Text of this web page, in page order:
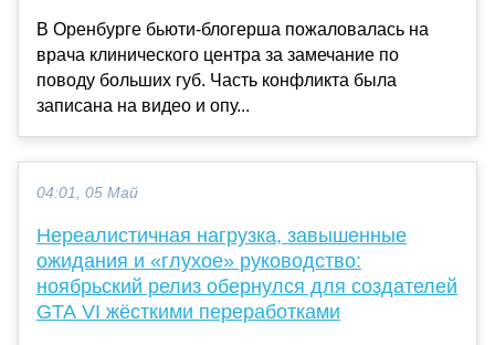
В Оренбурге бьюти-блогерша пожаловалась на
врача клинического центра за замечание по
поводу больших губ. Часть конфликта была
записана на видео и опу...
04:01, 05 Май
Нереалистичная нагрузка, завышенные
ожидания и «глухое» руководство:
ноябрьский релиз обернулся для создателей
GTA VI жёсткими переработками